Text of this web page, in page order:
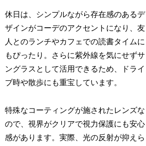
休日は、シンプルながら存在感のあるデ
ザインがコーデのアクセントになり、友
人とのランチやカフェでの読書タイムに
もぴったり。さらに紫外線を気にせずサ
ングラスとして活用できるため、ドライ
ブ時や散歩にも重宝しています。
特殊なコーティングが施されたレンズな
ので、視界がクリアで視力保護にも安心
感があります。実際、光の反射が抑えら